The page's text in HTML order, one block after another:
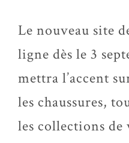
Le nouveau site
ligne dès le 3
mettra l’accent
les chaussures,
les collections de